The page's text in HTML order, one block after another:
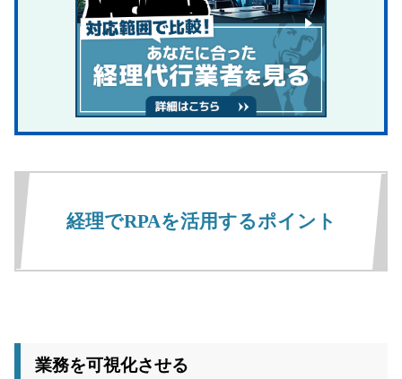
経理でRPAを活用するポイント
業務を可視化させる